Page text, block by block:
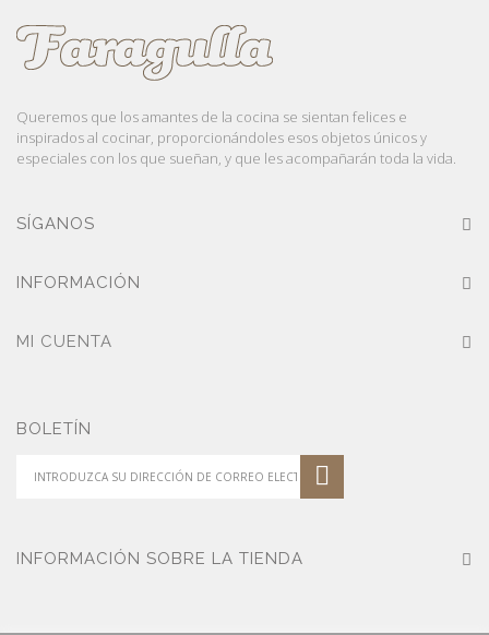
Queremos que los amantes de la cocina se sientan felices e
inspirados al cocinar, proporcionándoles esos objetos únicos y
especiales con los que sueñan, y que les acompañarán toda la vida.
SÍGANOS
INFORMACIÓN
MI CUENTA
BOLETÍN
INFORMACIÓN SOBRE LA TIENDA